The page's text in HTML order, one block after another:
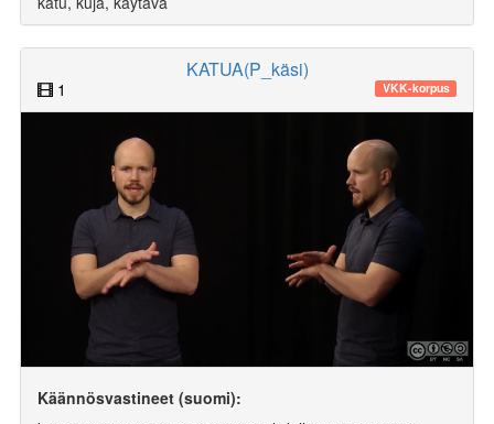
KATUA(P_käsi)
1 VKK-korpus
Käännösvastineet (suomi):